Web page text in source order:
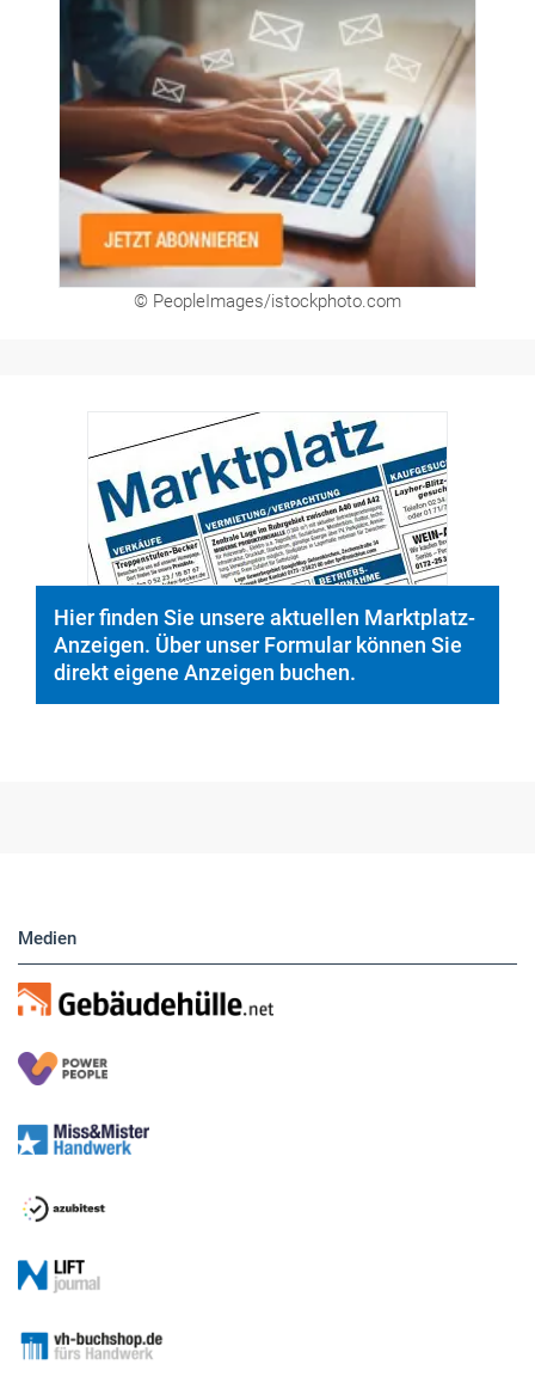
© PeopleImages/istockphoto.com
Hier finden Sie unsere aktuellen Marktplatz-
Anzeigen. Über unser Formular können Sie
direkt eigene Anzeigen buchen.
Medien